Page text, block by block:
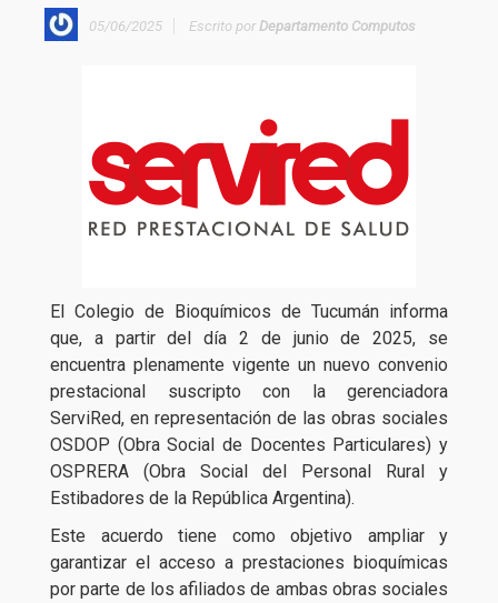
05/06/2025 Escrito por Departamento Computos
El Colegio de Bioquímicos de Tucumán informa
que, a partir del día 2 de junio de 2025, se
encuentra plenamente vigente un nuevo convenio
prestacional suscripto con la gerenciadora
ServiRed, en representación de las obras sociales
OSDOP (Obra Social de Docentes Particulares) y
OSPRERA (Obra Social del Personal Rural y
Estibadores de la República Argentina).
Este acuerdo tiene como objetivo ampliar y
garantizar el acceso a prestaciones bioquímicas
por parte de los afiliados de ambas obras sociales